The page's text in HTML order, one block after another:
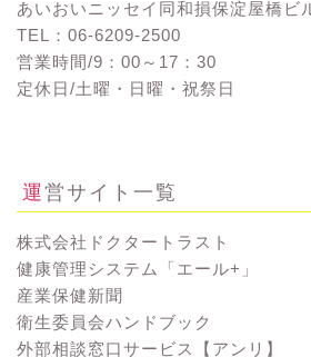
あいおいニッセイ同和損保淀屋橋ビ
TEL：06-6209-2500
営業時間/9：00～17：30
定休日/土曜・日曜・祝祭日
運営サイト一覧
株式会社ドクタートラスト
健康管理システム「エール+」
産業保健新聞
衛生委員会ハンドブック
外部相談窓口サービス【アンリ】